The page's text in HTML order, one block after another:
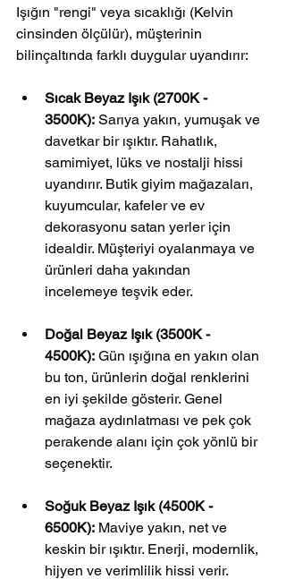
Işığın "rengi" veya sıcaklığı (Kelvin
cinsinden ölçülür), müşterinin
bilinçaltında farklı duygular uyandırır:
Sıcak Beyaz Işık (2700K -
3500K): Sarıya yakın, yumuşak ve
davetkar bir ışıktır. Rahatlık,
samimiyet, lüks ve nostalji hissi
uyandırır. Butik giyim mağazaları,
kuyumcular, kafeler ve ev
dekorasyonu satan yerler için
idealdir. Müşteriyi oyalanmaya ve
ürünleri daha yakından
incelemeye teşvik eder.
Doğal Beyaz Işık (3500K -
4500K): Gün ışığına en yakın olan
bu ton, ürünlerin doğal renklerini
en iyi şekilde gösterir. Genel
mağaza aydınlatması ve pek çok
perakende alanı için çok yönlü bir
seçenektir.
Soğuk Beyaz Işık (4500K -
6500K): Maviye yakın, net ve
keskin bir ışıktır. Enerji, modernlik,
hijyen ve verimlilik hissi verir.